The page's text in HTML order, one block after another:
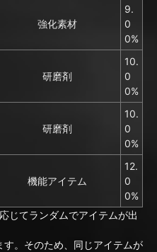
強化素材
9.
0
0%
研磨剤
10.
0
0%
研磨剤
10.
0
0%
機能アイテム
12.
0
0%
じてランダムでアイテムが出
。そのため、同じアイテムが